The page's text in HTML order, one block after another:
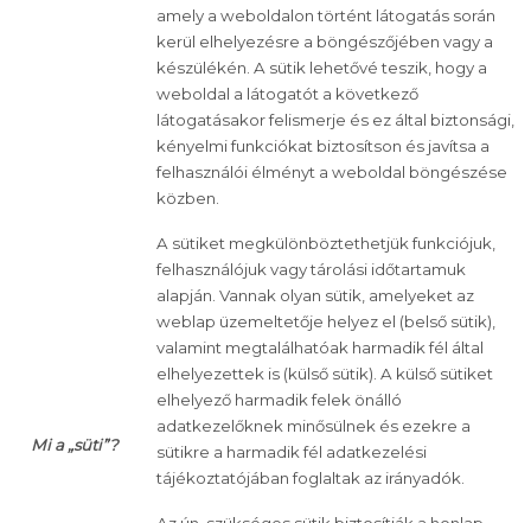
Mi a „süti”?
amely a weboldalon történt látogatás során
kerül elhelyezésre a böngészőjében vagy a
készülékén. A sütik lehetővé teszik, hogy a
weboldal a látogatót a következő
látogatásakor felismerje és ez által biztonsági,
kényelmi funkciókat biztosítson és javítsa a
felhasználói élményt a weboldal böngészése
közben.
A sütiket megkülönböztethetjük funkciójuk,
felhasználójuk vagy tárolási időtartamuk
alapján. Vannak olyan sütik, amelyeket az
weblap üzemeltetője helyez el (belső sütik),
valamint megtalálhatóak harmadik fél által
elhelyezettek is (külső sütik). A külső sütiket
elhelyező harmadik felek önálló
adatkezelőknek minősülnek és ezekre a
sütikre a harmadik fél adatkezelési
tájékoztatójában foglaltak az irányadók.